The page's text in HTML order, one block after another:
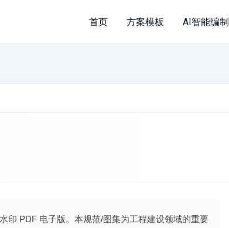
首页 方案模板 AI智能编制
印 PDF 电子版。本规范/图集为工程建设领域的重要